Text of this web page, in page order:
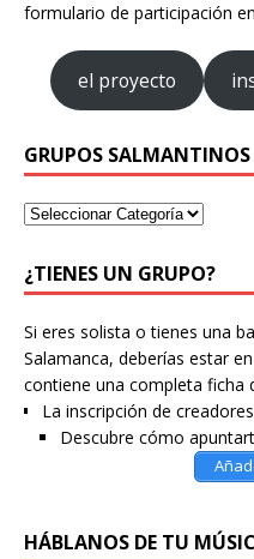
formulario de participación
el proyecto
GRUPOS SALMANTINOS
¿TIENES UN GRUPO?
Si eres solista o tienes una
Salamanca, deberías estar
contiene una completa ficha
La inscripción de
Descubre cómo
HÁBLANOS DE TU